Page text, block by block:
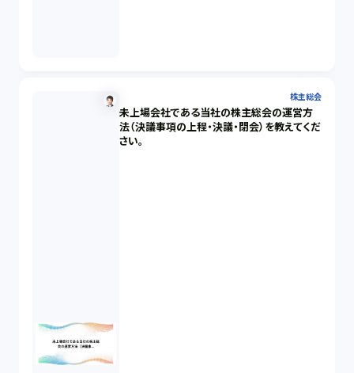
株主総会
未上場会社である当社の株主総会の運営方
法（決議事項の上程・決議・閉会）を教えてくだ
さい。